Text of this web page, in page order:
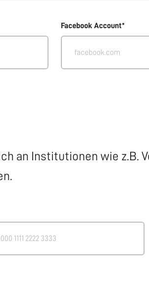
Facebook Account*
an Institutionen wie z.B.